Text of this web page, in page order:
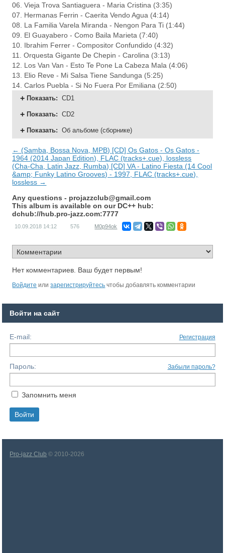
06. Vieja Trova Santiaguera - Maria Cristina (3:35)
07. Hermanas Ferrin - Caerita Vendo Agua (4:14)
08. La Familia Varela Miranda - Nengon Para Ti (1:44)
09. El Guayabero - Como Baila Marieta (7:40)
10. Ibrahim Ferrer - Compositor Confundido (4:32)
11. Orquesta Gigante De Chepin - Carolina (3:13)
12. Los Van Van - Esto Te Pone La Cabeza Mala (4:06)
13. Elio Reve - Mi Salsa Tiene Sandunga (5:25)
14. Carlos Puebla - Si No Fuera Por Emiliana (2:50)
Показать: CD1
Показать: CD2
Показать: Об альбоме (сборнике)
← (Samba, Bossa Nova, MPB) [CD] Os Gatos - Os Gatos -
1964 (2014 Japan Edition), FLAC (tracks+.cue), lossless
(Cha-Cha, Latin Jazz, Rumba) [CD] VA - Latino Fiesta (14 Cool
&amp; Funky Latino Grooves) - 1997, FLAC (tracks+.cue),
lossless →
Any questions - projazzclub@gmail.com
This album is available on our DC++ hub:
dchub://hub.pro-jazz.com:7777
10.09.2018 14:12 576 M0p94ok
Нет комментариев. Ваш будет первым!
Войдите илизарегистрируйтесь чтобы добавлять комментарии
Войти на сайт
E-mail: Регистрация
Пароль: Забыли пароль?
Запомнить меня
Pro-jazz Club © 2010-2026